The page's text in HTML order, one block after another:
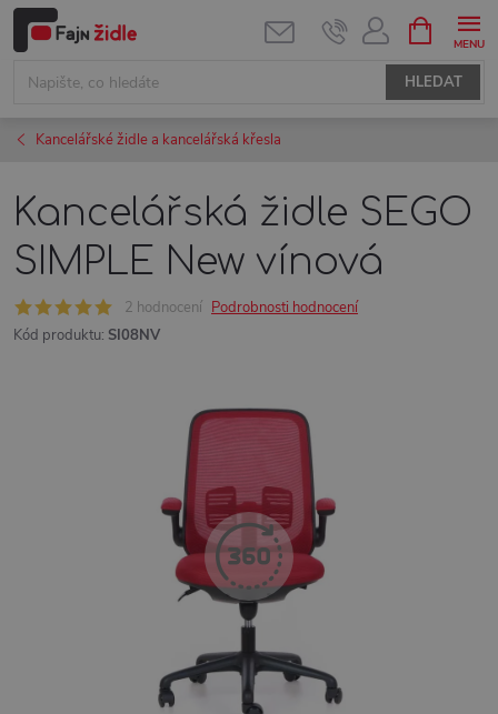
Přejít
HLEDAT
NÁKUPNÍ
KOŠÍK
Kancelářské židle a kancelářská křesla
Kancelářská židle SEGO
SIMPLE New vínová
2 hodnocení Podrobnosti hodnocení
Kód produktu: SI08NV